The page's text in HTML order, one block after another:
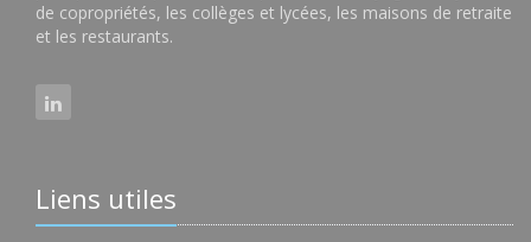
de copropriétés, les collèges et lycées, les maisons de retraite
et les restaurants.
Liens utiles